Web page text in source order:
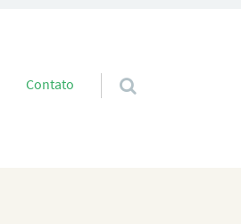
Contato